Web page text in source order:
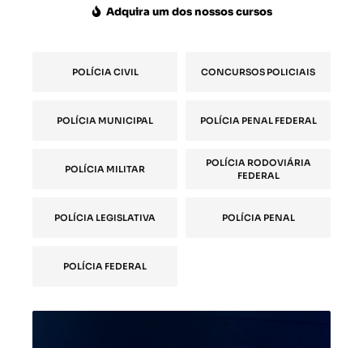
Adquira um dos nossos cursos
POLÍCIA CIVIL CONCURSOS POLICIAIS
POLÍCIA MUNICIPAL POLÍCIA PENAL FEDERAL
POLÍCIA MILITAR
POLÍCIA RODOVIÁRIA
FEDERAL
POLÍCIA LEGISLATIVA POLÍCIA PENAL
POLÍCIA FEDERAL